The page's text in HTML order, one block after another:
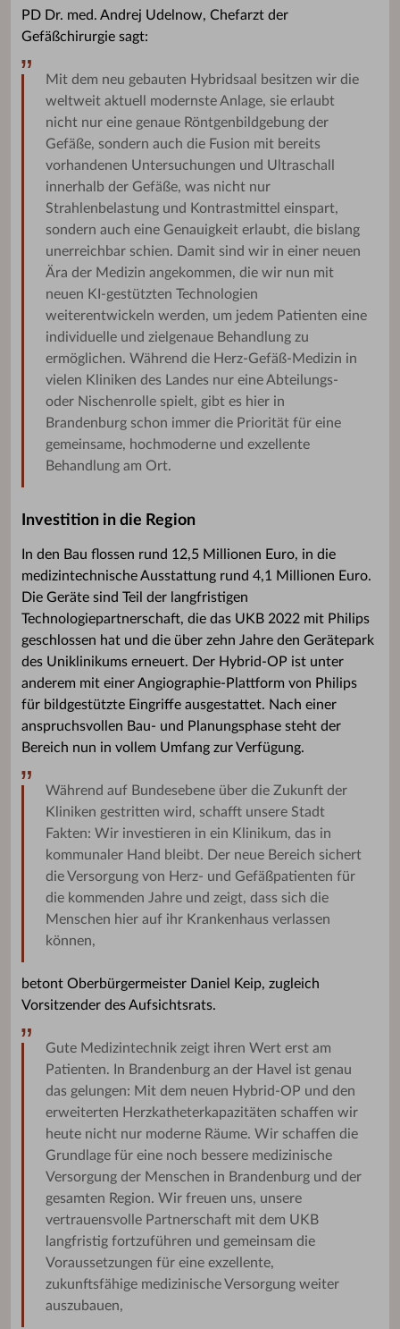
PD Dr. med. Andrej Udelnow, Chefarzt der
Gefäßchirurgie sagt:
Mit dem neu gebauten Hybridsaal besitzen wir die
weltweit aktuell modernste Anlage, sie erlaubt
nicht nur eine genaue Röntgenbildgebung der
Gefäße, sondern auch die Fusion mit bereits
vorhandenen Untersuchungen und Ultraschall
innerhalb der Gefäße, was nicht nur
Strahlenbelastung und Kontrastmittel einspart,
sondern auch eine Genauigkeit erlaubt, die bislang
unerreichbar schien. Damit sind wir in einer neuen
Ära der Medizin angekommen, die wir nun mit
neuen KI-gestützten Technologien
weiterentwickeln werden, um jedem Patienten eine
individuelle und zielgenaue Behandlung zu
ermöglichen. Während die Herz-Gefäß-Medizin in
vielen Kliniken des Landes nur eine Abteilungs-
oder Nischenrolle spielt, gibt es hier in
Brandenburg schon immer die Priorität für eine
gemeinsame, hochmoderne und exzellente
Behandlung am Ort.
Investition in die Region
In den Bau flossen rund 12,5 Millionen Euro, in die
medizintechnische Ausstattung rund 4,1 Millionen Euro.
Die Geräte sind Teil der langfristigen
Technologiepartnerschaft, die das UKB 2022 mit Philips
geschlossen hat und die über zehn Jahre den Gerätepark
des Uniklinikums erneuert. Der Hybrid-OP ist unter
anderem mit einer Angiographie-Plattform von Philips
für bildgestützte Eingriffe ausgestattet. Nach einer
anspruchsvollen Bau- und Planungsphase steht der
Bereich nun in vollem Umfang zur Verfügung.
Während auf Bundesebene über die Zukunft der
Kliniken gestritten wird, schafft unsere Stadt
Fakten: Wir investieren in ein Klinikum, das in
kommunaler Hand bleibt. Der neue Bereich sichert
die Versorgung von Herz- und Gefäßpatienten für
die kommenden Jahre und zeigt, dass sich die
Menschen hier auf ihr Krankenhaus verlassen
können,
betont Oberbürgermeister Daniel Keip, zugleich
Vorsitzender des Aufsichtsrats.
Gute Medizintechnik zeigt ihren Wert erst am
Patienten. In Brandenburg an der Havel ist genau
das gelungen: Mit dem neuen Hybrid-OP und den
erweiterten Herzkatheterkapazitäten schaffen wir
heute nicht nur moderne Räume. Wir schaffen die
Grundlage für eine noch bessere medizinische
Versorgung der Menschen in Brandenburg und der
gesamten Region. Wir freuen uns, unsere
vertrauensvolle Partnerschaft mit dem UKB
langfristig fortzuführen und gemeinsam die
Voraussetzungen für eine exzellente,
zukunftsfähige medizinische Versorgung weiter
auszubauen,